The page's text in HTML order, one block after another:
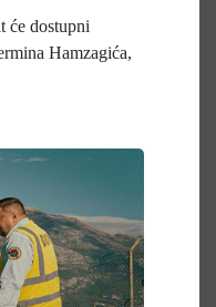
će dostupni
Hamzagića,